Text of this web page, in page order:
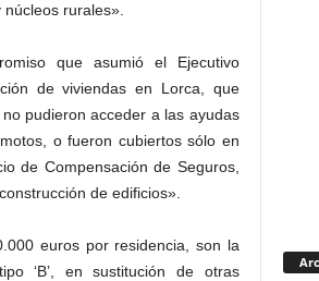
rurales».
que asumió el Ejecutivo
de viviendas en Lorca, que
pudieron acceder a las ayudas
o fueron cubiertos sólo en
de Compensación de Seguros,
de edificios».
euros por residencia, son la
‘B’, en sustitución de otras